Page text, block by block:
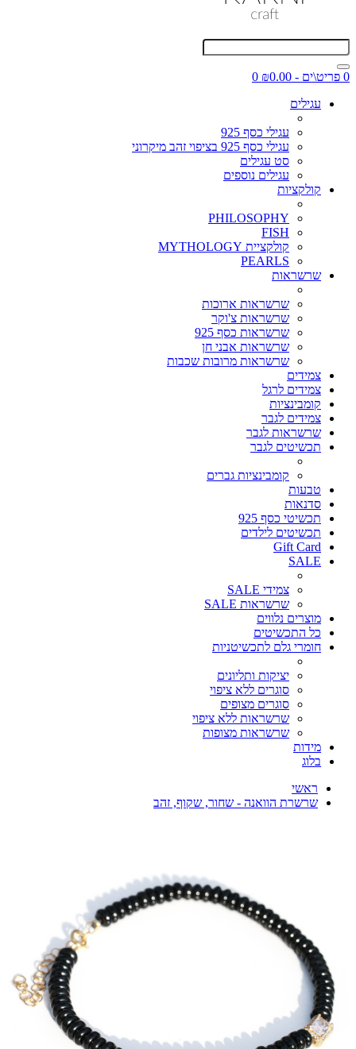
0 פריט\ים - ₪0.00
0
עגילים
עגילי כסף 925
עגילי כסף 925 בציפוי זהב מיקרוני
סט עגילים
עגילים נוספים
קולקציות
PHILOSOPHY
FISH
קולקציית MYTHOLOGY
PEARLS
שרשראות
שרשראות ארוכות
שרשראות צ'וקר
שרשראות כסף 925
שרשראות אבני חן
שרשראות מרובות שכבות
צמידים
צמידים לרגל
קומבינציות
צמידים לגבר
שרשראות לגבר
תכשיטים לגבר
קומבינציות גברים
טבעות
סדנאות
תכשיטי כסף 925
תכשיטים לילדים
Gift Card
SALE
צמידי SALE
שרשראות SALE
מוצרים נלווים
כל התכשיטים
חומרי גלם לתכשיטניות
יציקות ותליונים
סוגרים ללא ציפוי
סוגרים מצופים
שרשראות ללא ציפוי
שרשראות מצופות
מידות
בלוג
ראשי
שרשרת הוואנה - שחור, שקוף, זהב